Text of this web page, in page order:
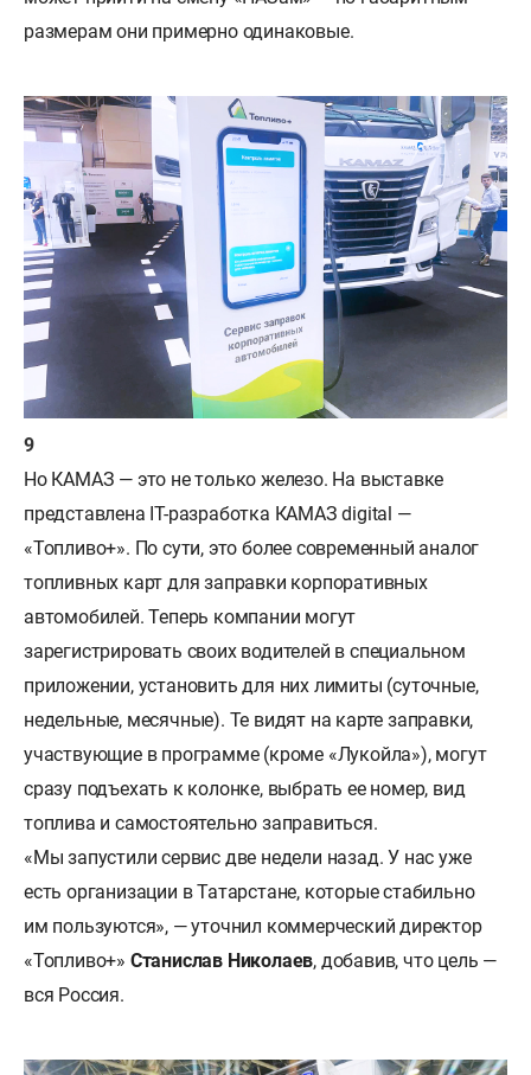
размерам они примерно одинаковые.
Но КАМАЗ — это не только железо. На выставке
представлена IT-разработка КАМАЗ digital —
«Топливо+». По сути, это более современный аналог
топливных карт для заправки корпоративных
автомобилей. Теперь компании могут
зарегистрировать своих водителей в специальном
приложении, установить для них лимиты (суточные,
недельные, месячные). Те видят на карте заправки,
участвующие в программе (кроме «Лукойла»), могут
сразу подъехать к колонке, выбрать ее номер, вид
топлива и самостоятельно заправиться.
«Мы запустили сервис две недели назад. У нас уже
есть организации в Татарстане, которые стабильно
им пользуются», — уточнил коммерческий директор
«Топливо+» Станислав Николаев, добавив, что цель —
вся Россия.